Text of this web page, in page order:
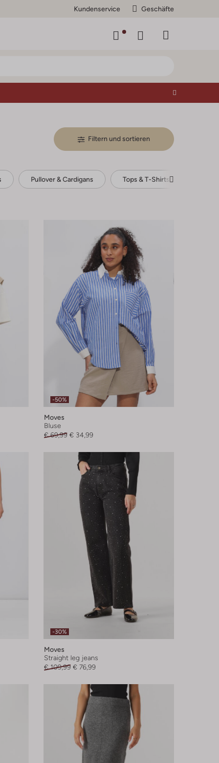
Kundenservice Geschäfte
Filtern und sortieren
Pullover & Cardigans Tops & T-Shirts
-50%
Moves
Bluse
€ 69,99 € 34,99
-30%
Moves
Straight leg jeans
€ 109,99 € 76,99